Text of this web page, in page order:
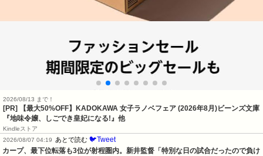
2026/08/13 まで！
[PR] 【最大50%OFF】KADOKAWA 女子ラノベフェア (2026年8月)ビーンズ文庫
『地味令嬢、しごでき皇妃になる!』他
Kindleストア
2026/08/07 04:19 あとで読む 🐦Tweet
カープ、最下位転落も3位が射程圏内。新井監督「特別な日の試合だったので負け